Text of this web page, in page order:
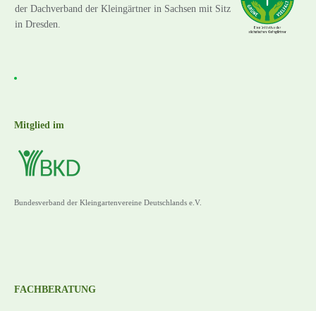
der Dachverband der Kleingärtner in Sachsen mit Sitz
in Dresden.
Mitglied im
Bundesverband der Kleingartenvereine Deutschlands e.V.
FACHBERATUNG